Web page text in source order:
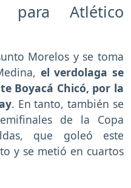
para Atlético
Morelos y se toma
el verdolaga se
Boyacá Chicó, por la
. En tanto, también se
de la Copa
que goleó este
y se metió en cuartos